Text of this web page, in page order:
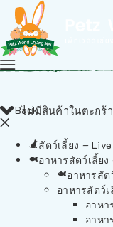
ไม่มีสินค้าในตะกร้า
Back
สัตว์เลี้ยง –
อาหารสัตว์เลี้ยง
อาหารสัต
อาหารสัตว์
อาหา
อาหา